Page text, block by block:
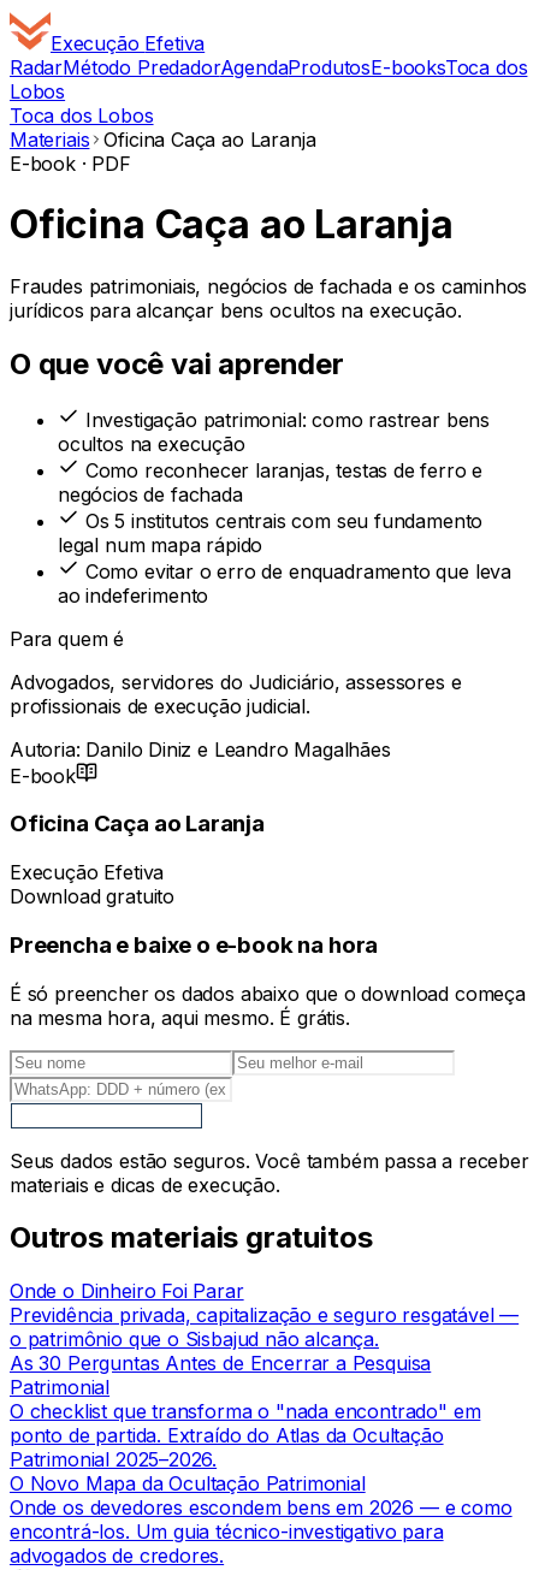
Execução Efetiva
RadarMétodo PredadorAgendaProdutosE-booksToca dos
Lobos
Toca dos Lobos
Materiais
Oficina Caça ao Laranja
E-book · PDF
Oficina Caça ao Laranja
Fraudes patrimoniais, negócios de fachada e os caminhos
jurídicos para alcançar bens ocultos na execução.
O que você vai aprender
Investigação patrimonial: como rastrear bens
ocultos na execução
Como reconhecer laranjas, testas de ferro e
negócios de fachada
Os 5 institutos centrais com seu fundamento
legal num mapa rápido
Como evitar o erro de enquadramento que leva
ao indeferimento
Para quem é
Advogados, servidores do Judiciário, assessores e
profissionais de execução judicial.
Autoria: Danilo Diniz e Leandro Magalhães
E-book
Oficina Caça ao Laranja
Execução Efetiva
Download gratuito
Preencha e baixe o e-book na hora
É só preencher os dados abaixo que o download começa
na mesma hora, aqui mesmo. É grátis.
Seus dados estão seguros. Você também passa a receber
materiais e dicas de execução.
Outros materiais gratuitos
Onde o Dinheiro Foi Parar
Previdência privada, capitalização e seguro resgatável —
o patrimônio que o Sisbajud não alcança.
As 30 Perguntas Antes de Encerrar a Pesquisa
Patrimonial
O checklist que transforma o "nada encontrado" em
ponto de partida. Extraído do Atlas da Ocultação
Patrimonial 2025–2026.
O Novo Mapa da Ocultação Patrimonial
Onde os devedores escondem bens em 2026 — e como
encontrá-los. Um guia técnico-investigativo para
advogados de credores.